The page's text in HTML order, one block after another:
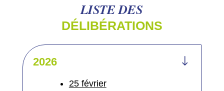
LISTE DES
DÉLIBÉRATIONS
2026 "
25 février